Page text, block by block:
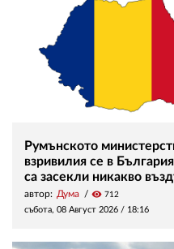
Румънското
взривилия се в
са засекли никакво
автор: Дума visibility 712
събота, 08 Август 2026 / 18:16